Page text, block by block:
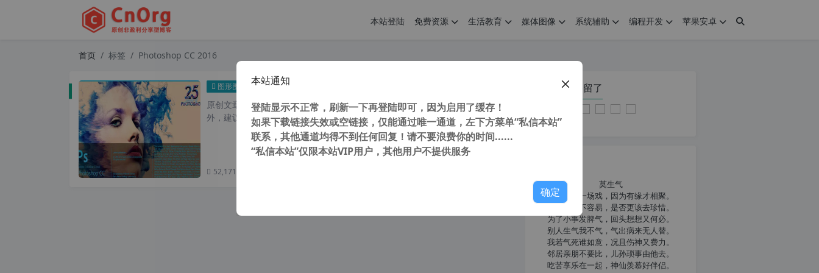
本站登陆 免费资源 生活教育 媒体图像 系统辅助 编程开发 苹果安卓
首页 标签 Photoshop CC 2016
图形图像 Adobe Photoshop CC (PS) 2016 16.1.2 32/64位精简中文特别安装版最后支持win7系统
原创文章，转载请注明： 转载自cnorg.12hp.de 注意：由于网站空间位于国
外，建议避开晚上的访问高峰期...
52,171 次浏览
您在本页停留了
莫生气
人生就像一场戏，因为有缘才相聚。
相扶到老不容易，是否更该去珍惜。
为了小事发脾气，回头想想又何必。
别人生气我不气，气出病来无人替。
我若气死谁如意，况且伤神又费力。
邻居亲朋不要比，儿孙琐事由他去。
吃苦享乐在一起，神仙羡慕好伴侣。
本站通知
登陆显示不正常，刷新一下再登陆即可，因为启用了缓存！
如果下载链接失效或空链接，仅能通过唯一通道，左下方菜单“私信本站”
联系，其他通道均得不到任何回复！请不要浪费你的时间......
“私信本站”仅限本站VIP用户，其他用户不提供服务
确定